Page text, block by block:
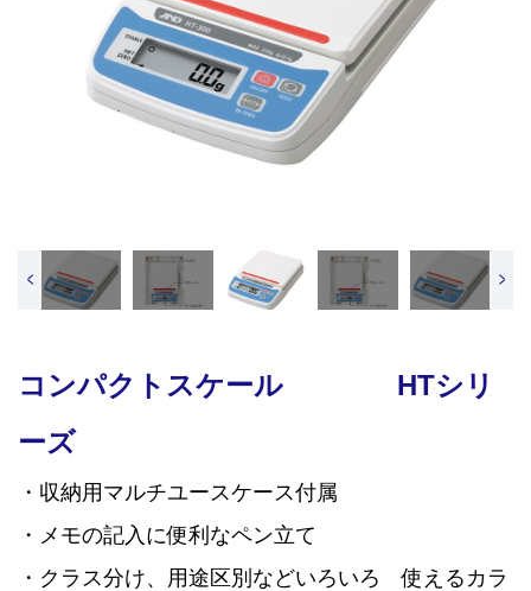
< >
コンパクトスケール HTシリ
ーズ
・収納用マルチユースケース付属
・メモの記入に便利なペン立て
・クラス分け、用途区別などいろいろ 使えるカラ